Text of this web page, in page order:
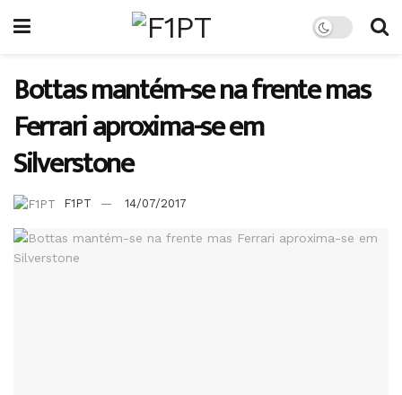
Bottas mantém-se na frente mas
Ferrari aproxima-se em
Silverstone
F1PT 14/07/2017